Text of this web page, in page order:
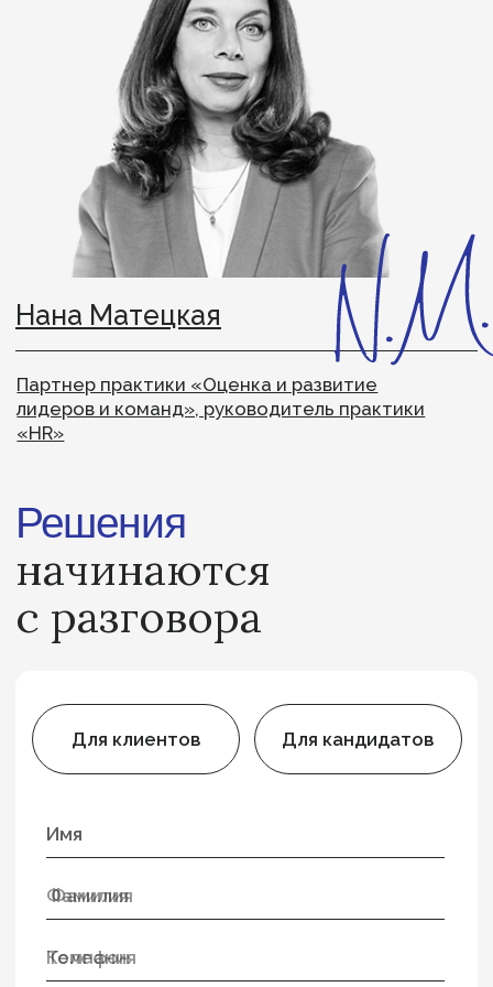
+7 (495) 935-76-54
Наставнический переулок, 17c1
Пресс-центр: news@theedgers.ru
© 2024 The Edgers
Что мы делаем
Инсайты
Начало карьеры
Telegram-медиа